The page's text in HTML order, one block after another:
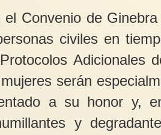
el Convenio de
civiles en
Adicionales
serán
a su honor y,
y